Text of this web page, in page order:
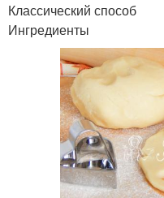
Классический способ
Ингредиенты